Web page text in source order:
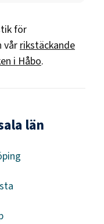
för
vårrikstäckande
i Håbo.
län